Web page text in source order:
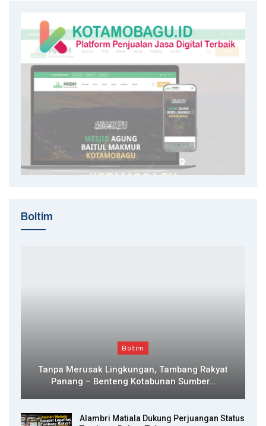
Boltim
Boltim
Tanpa Merusak Lingkungan, Tambang Rakyat
Panang – Benteng Kotabunan Sumber…
Alambri Matiala Dukung Perjuangan Status